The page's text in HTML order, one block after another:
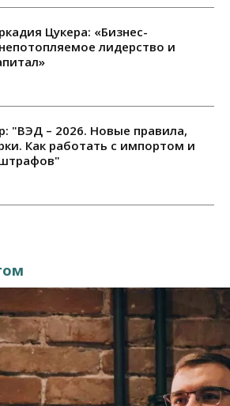
Цукера: «Бизнес-
лидерство и
"ВЭД – 2026. Новые правила,
Как работать с импортом и